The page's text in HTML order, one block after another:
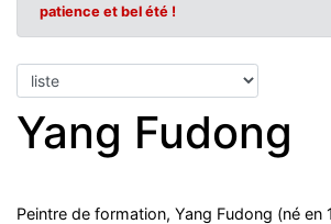
patience et bel été !
Yang Fudong
Peintre de formation, Yang Fudong (né en